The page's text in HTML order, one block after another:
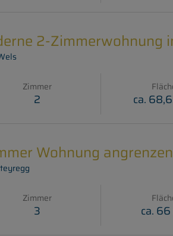
2-Zimmerwohnung
Zimmer
2 ca.
Wohnung
Zimmer
3 ca.